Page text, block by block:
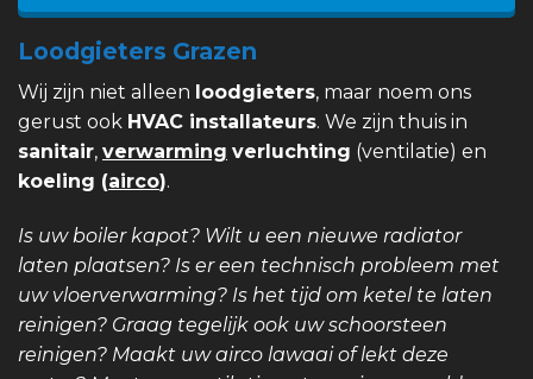
Loodgieters Grazen
Wij zijn niet alleen loodgieters, maar noem ons
gerust ook HVAC installateurs. We zijn thuis in
sanitair, verwarming verluchting (ventilatie) en
koeling (airco).
Is uw boiler kapot? Wilt u een nieuwe radiator
laten plaatsen? Is er een technisch probleem met
uw vloerverwarming? Is het tijd om ketel te laten
reinigen? Graag tegelijk ook uw schoorsteen
reinigen? Maakt uw airco lawaai of lekt deze